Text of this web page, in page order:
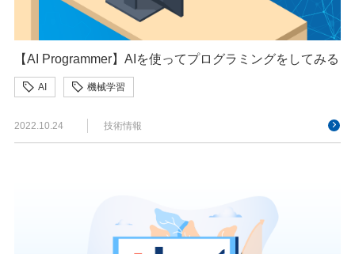
【AI Programmer】AIを使ってプログラミングをしてみる
AI 機械学習
2022.10.24 技術情報